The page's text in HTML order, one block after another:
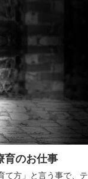
育のお仕事
て方」と言う事で、テ